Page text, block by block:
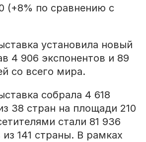
(+8% по сравнению с
установила новый
4 906 экспонентов и 89
со всего мира.
собрала 4 618
38 стран на площади 210
стали 81 936
из 141 страны. В рамках